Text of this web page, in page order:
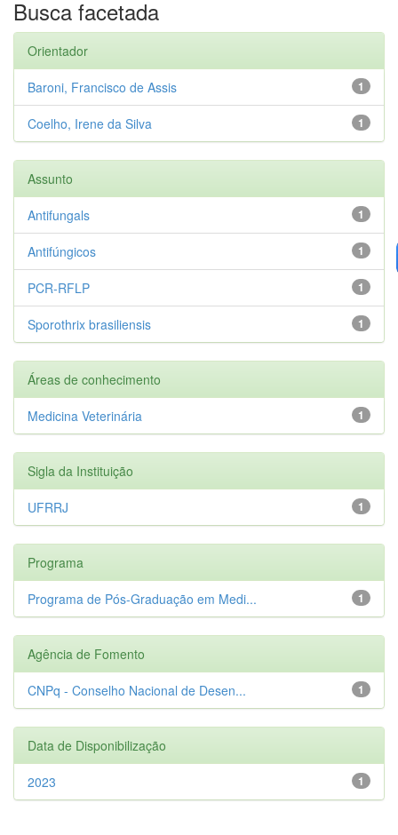
Busca facetada
Orientador
1
Baroni, Francisco de Assis
1
Coelho, Irene da Silva
Assunto
1
Antifungals
1
Antifúngicos
1
PCR-RFLP
1
Sporothrix brasiliensis
Áreas de conhecimento
1
Medicina Veterinária
Sigla da Instituição
1
UFRRJ
Programa
1
Programa de Pós-Graduação em Medi...
Agência de Fomento
1
CNPq - Conselho Nacional de Desen...
Data de Disponibilização
1
2023